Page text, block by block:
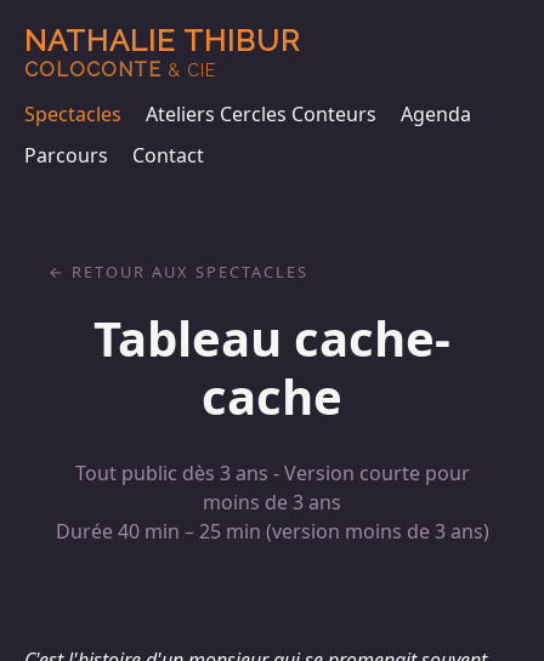
NATHALIE THIBUR
COLOCONTE & CIE
Spectacles Ateliers Cercles Conteurs
Agenda
Parcours
Contact
Tableau cache-
cache
Tout public dès 3 ans - Version courte pour
moins de 3 ans
Durée 40 min – 25 min (version moins de 3 ans)
RETOUR AUX SPECTACLES